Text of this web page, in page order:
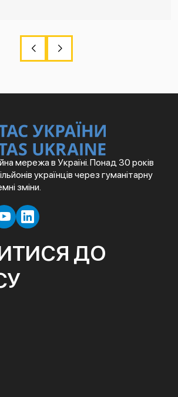
мережа в Україні. Понад 30 років
українців через гуманітарну
зміни.
ДО